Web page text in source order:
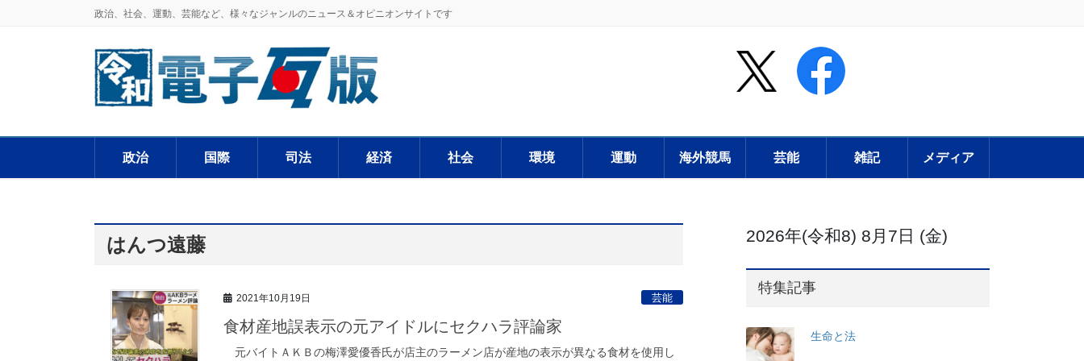
政治、社会、運動、芸能など、様々なジャンルのニュース＆オピニオンサイトです
政治 国際 司法 経済 社会 環境 運動 海外競馬 芸能 雑記 メディア
はんつ遠藤
2021年10月19日 芸能
食材産地誤表示の元アイドルにセクハラ評論家
元バイトＡＫＢの梅澤愛優香氏が店主のラーメン店が産地の表示が異なる食材を使用し
2026年(令和8) 8月7日 (金)
特集記事
生命と法